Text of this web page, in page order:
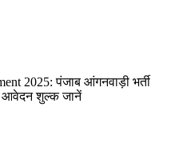
2025: पंजाब आंगनवाड़ी भर्ती
आवेदन शुल्क जानें